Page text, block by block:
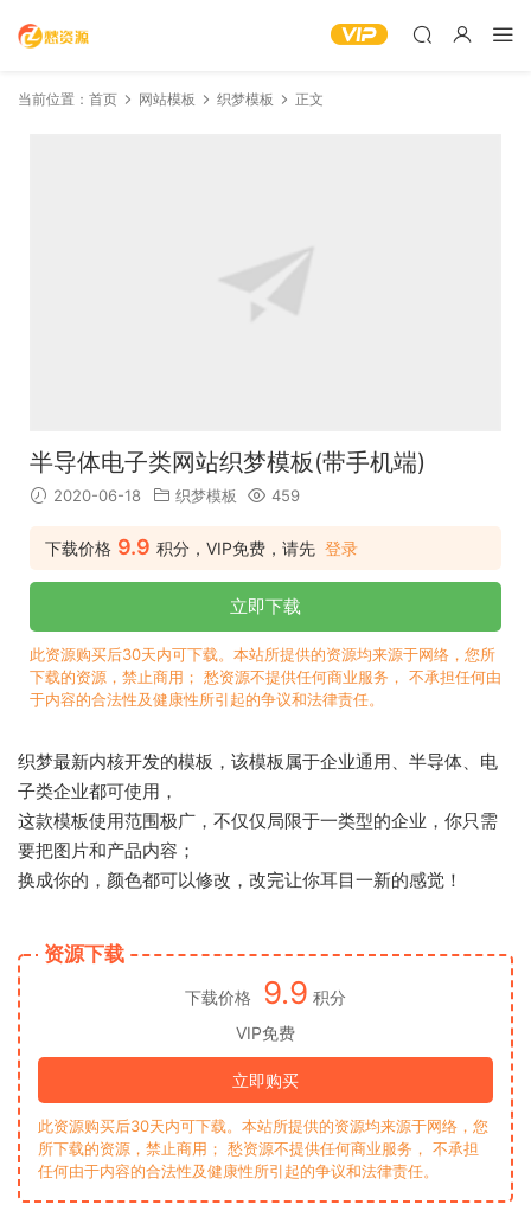
当前位置： 首页 网站模板 织梦模板 正文
半导体电子类网站织梦模板(带手机端)
2020-06-18 织梦模板 459
下载价格 9.9 积分，VIP免费，请先 登录
立即下载
此资源购买后30天内可下载。本站所提供的资源均来源于网络，您所
下载的资源，禁止商用； 愁资源不提供任何商业服务， 不承担任何由
于内容的合法性及健康性所引起的争议和法律责任。
织梦最新内核开发的模板，该模板属于企业通用、半导体、电
子类企业都可使用，
这款模板使用范围极广，不仅仅局限于一类型的企业，你只需
要把图片和产品内容；
换成你的，颜色都可以修改，改完让你耳目一新的感觉！
资源下载
下载价格 9.9 积分
VIP免费
立即购买
此资源购买后30天内可下载。本站所提供的资源均来源于网络，您
所下载的资源，禁止商用； 愁资源不提供任何商业服务， 不承担
任何由于内容的合法性及健康性所引起的争议和法律责任。